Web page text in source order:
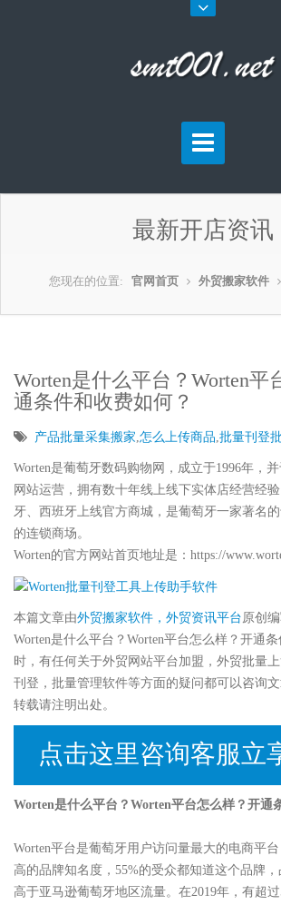
最新开店资讯
您现在的位置: 官网首页 外贸搬家软件
Worten是什么平台？Worten平
通条件和收费如何？
产品批量采集搬家,怎么上传商品,批量刊登
Worten是葡萄牙数码购物网，成立于1996年，
网站运营，拥有数十年线上线下实体店经营经
牙、西班牙上线官方商城，是葡萄牙一家著名
的连锁商场。
Worten的官方网站首页地址是：https://
本篇文章由外贸搬家软件，外贸资讯平台 原创
Worten是什么平台？Worten平台怎么样？开通
时，有任何关于外贸网站平台加盟，外贸批量
刊登，批量管理软件等方面的疑问都可以咨询文
转载请注明出处。
点击这里咨询客服立
Worten是什么平台？Worten平台怎么样？开通
Worten平台是葡萄牙用户访问量最大的电商平
高的品牌知名度，55%的受众都知道这个品牌，
高于亚马逊葡萄牙地区流量。在2019年，有超